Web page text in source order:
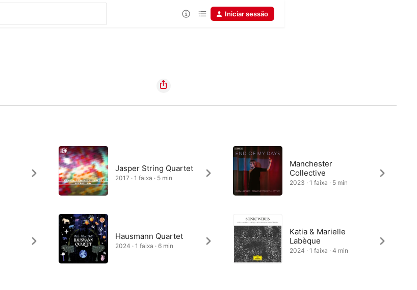
Iniciar sessão
Jasper String Quartet
2017 · 1 faixa · 5 min
Manchester
Collective
2023 · 1 faixa · 5 min
Hausmann Quartet
2024 · 1 faixa · 6 min
Katia & Marielle
Labèque
2024 · 1 faixa · 4 min